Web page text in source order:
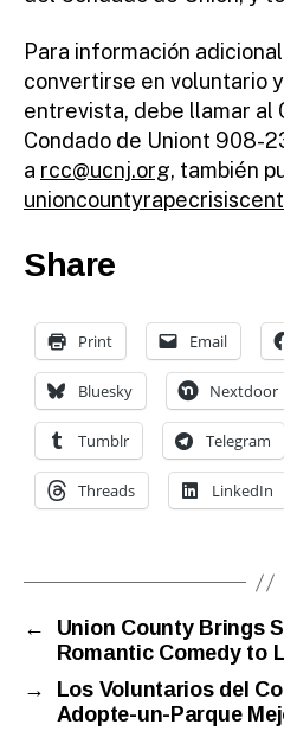
Para información
convertirse en voluntario
entrevista, debe llamar al
Condado de Uniont 908-
a rcc@ucnj.org, también
Share
Print Email
Bluesky Nextdoor
Tumblr Telegram
Threads LinkedIn
←
Union County Brings
Romantic Comedy to
→
Los Voluntarios del
Adopte-un-Parque